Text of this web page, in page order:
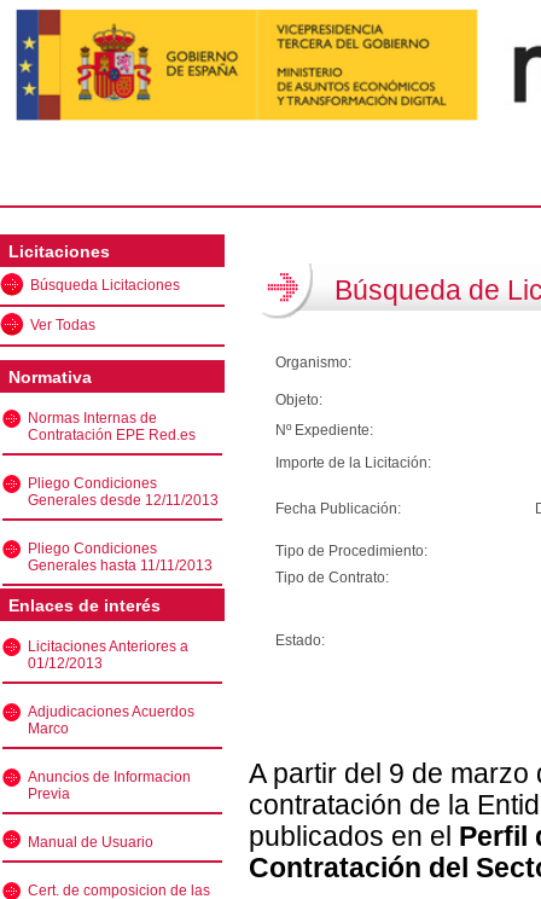
Licitaciones
Búsqueda Licitaciones
Ver Todas
Normativa
Normas Internas de
Contratación EPE Red.es
Pliego Condiciones
Generales desde 12/11/2013
Pliego Condiciones
Generales hasta 11/11/2013
Enlaces de interés
Licitaciones Anteriores a
01/12/2013
Adjudicaciones Acuerdos
Marco
Anuncios de Informacion
Previa
Manual de Usuario
Cert. de composicion de las
Búsqueda de
Organismo:
Objeto:
Nº Expediente:
Importe de la Licitación:
Fecha Publicación:
Tipo de Procedimiento:
Tipo de Contrato:
Estado:
A partir del 9 de
contratación de la
publicados en el Perfil
Contratación del